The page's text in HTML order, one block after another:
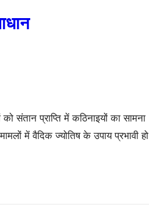
संतान प्राप्ति में कठिनाइयों का सामना
में वैदिक ज्योतिष के उपाय प्रभावी हो